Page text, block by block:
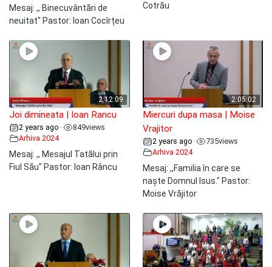
Mesaj: ,, Binecuvântări de
neuitat" Pastor: Ioan Cocîrțeu
Cotrău
2:12:09
Joi dimineata | Ioan Rancu
2 years ago • 849views
Arhiva 2024
Mesaj: ,, Mesajul Tatălui prin
Fiul Său" Pastor: Ioan Râncu
2:05:02
Miercuri dupa masa | Moise
Vrajitor
2 years ago • 735views
Arhiva 2024
Mesaj: ,,Familia în care se
naște Domnul Isus." Pastor:
Moise Vrăjitor